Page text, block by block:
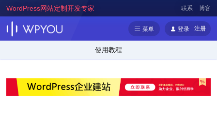
WordPress网站定制开发专家 联系 博客
菜单 登录 注册
使用教程